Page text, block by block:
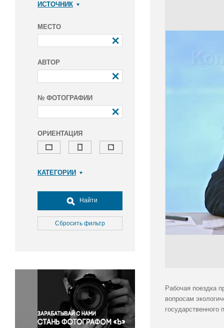
ИСТОЧНИК
МЕСТО
АВТОР
№ ФОТОГРАФИИ
ОРИЕНТАЦИЯ
КАТЕГОРИИ
Досуг, туризм и отдых
Культура
Медицина
Окружающая среда
Политика
Правосудие
Происшествия и конфликты
Религия
Найти
Сбросить фильтр
Рабочая поездка
вопросам
государственного